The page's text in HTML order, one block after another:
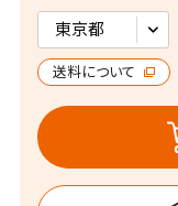
送料について